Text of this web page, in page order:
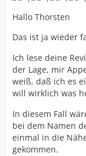
Hallo Thorsten
Das ist ja wieder
Ich lese deine
der Lage, mir
weiß, daß ich es
will wirklich was
In diesem Fall
bei dem Namen
einmal in die
gekommen.